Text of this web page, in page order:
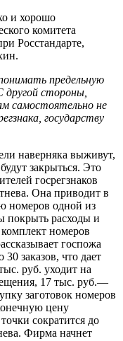
и хорошо
комитета
Росстандарте,
предельную
другой стороны,
самостоятельно не
государству
наверняка выживут,
закрыться. Это
госрегзнаков
Она приводит в
номеров одной из
покрыть расходы и
номеров
госпожа
заказов, что дает
руб. уходит на
17 тыс. руб.—
заготовок номеров
цену
сократится до
Фирма начнет